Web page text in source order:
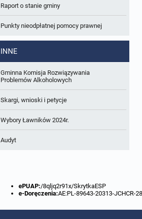
W trakcie opracowania
Zbiory danych przestrzennych
Analizy zmian w zagospodarowaniu
Raport o stanie gminy
Punkty nieodpłatnej pomocy prawnej
INNE
Gminna Komisja Rozwiązywania
Problemów Alkoholowych
Skargi, wnioski i petycje
Wybory Ławników 2024r.
Audyt
ePUAP:/8qljq2r91x/SkrytkaESP
e-Doręczenia:AE:PL-89643-20313-JCHCR-28